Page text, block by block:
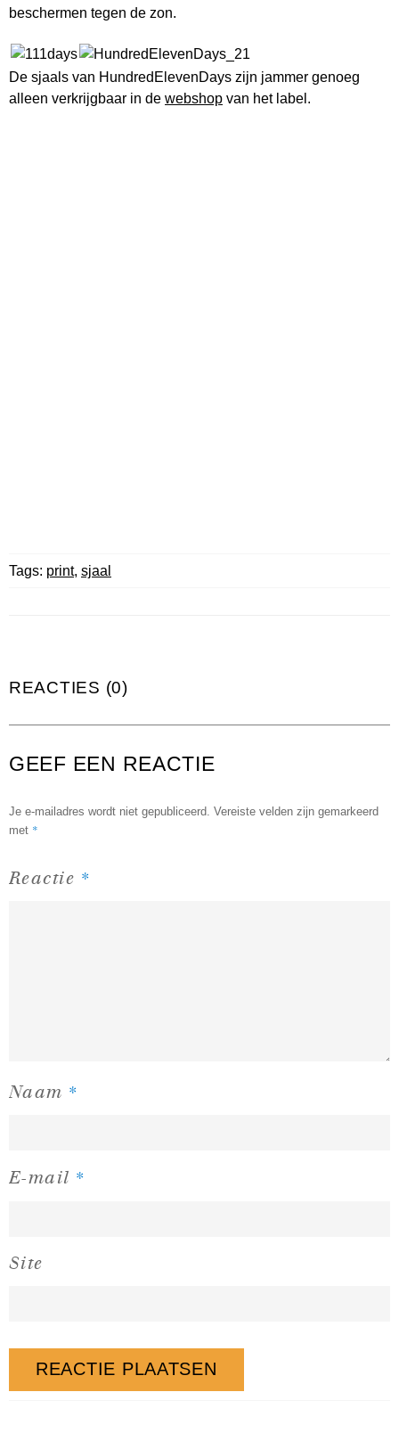
beschermen tegen de zon.
De sjaals van HundredElevenDays zijn jammer genoeg
alleen verkrijgbaar in de webshop van het label.
Tags: print, sjaal
REACTIES (0)
GEEF EEN REACTIE
Je e-mailadres wordt niet gepubliceerd. Vereiste velden zijn gemarkeerd
met *
Reactie *
Naam *
E-mail *
Site